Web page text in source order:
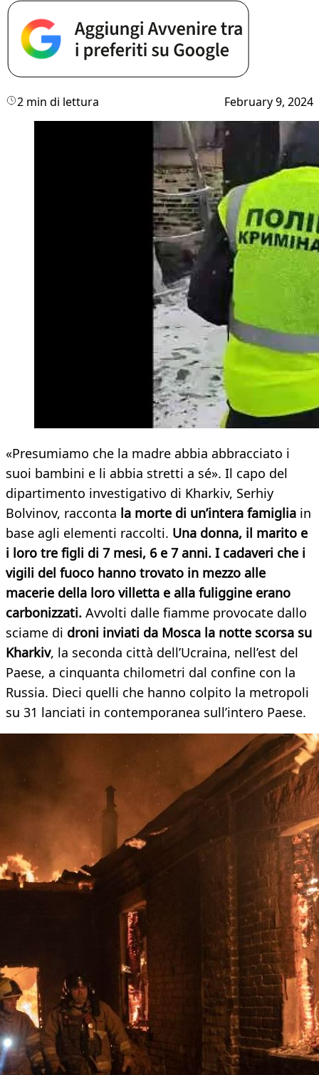
2 min di lettura February 9, 2024
«Presumiamo che la madre abbia abbracciato i
suoi bambini e li abbia stretti a sé». Il capo del
dipartimento investigativo di Kharkiv, Serhiy
Bolvinov, racconta la morte di un’intera famiglia in
base agli elementi raccolti. Una donna, il marito e
i loro tre figli di 7 mesi, 6 e 7 anni. I cadaveri che i
vigili del fuoco hanno trovato in mezzo alle
macerie della loro villetta e alla fuliggine erano
carbonizzati. Avvolti dalle fiamme provocate dallo
sciame di droni inviati da Mosca la notte scorsa su
Kharkiv, la seconda città dell’Ucraina, nell’est del
Paese, a cinquanta chilometri dal confine con la
Russia. Dieci quelli che hanno colpito la metropoli
su 31 lanciati in contemporanea sull’intero Paese.